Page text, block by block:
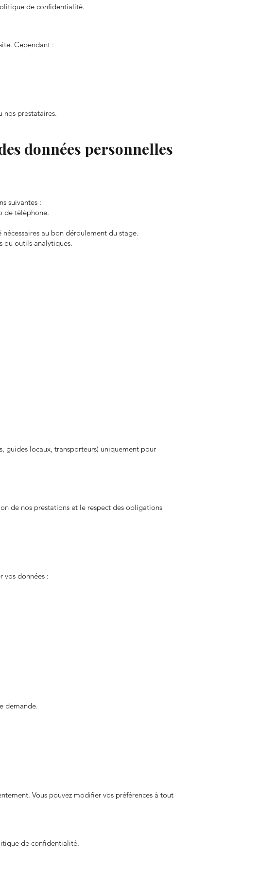
de confidentialité.
Cependant :
nos prestataires.
données personnelles
suivantes :
de téléphone.
au bon déroulement du stage.
ou outils analytiques.
guides locaux, transporteurs) uniquement pour
de nos prestations et le respect des obligations
vos données :
demande.
Vous pouvez modifier vos préférences à tout
de confidentialité.